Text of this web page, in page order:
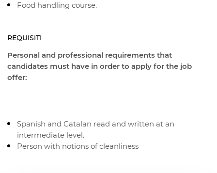
Food handling course.
REQUISITI
Personal and professional requirements that
candidates must have in order to apply for the job
offer:
Spanish and Catalan read and written at an
intermediate level.
Person with notions of cleanliness